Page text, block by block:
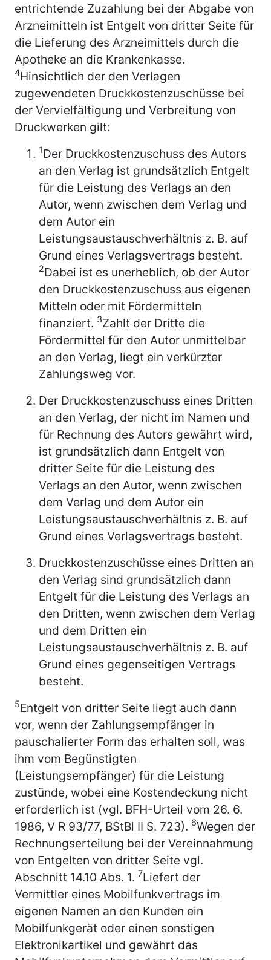
entrichtende Zuzahlung bei der Abgabe von
Arzneimitteln ist Entgelt von dritter Seite für
die Lieferung des Arzneimittels durch die
Apotheke an die Krankenkasse.
4Hinsichtlich der den Verlagen
zugewendeten Druckkostenzuschüsse bei
der Vervielfältigung und Verbreitung von
Druckwerken gilt:
1Der Druckkostenzuschuss des Autors
an den Verlag ist grundsätzlich Entgelt
für die Leistung des Verlags an den
Autor, wenn zwischen dem Verlag und
dem Autor ein
Leistungsaustauschverhältnis z. B. auf
Grund eines Verlagsvertrags besteht.
2Dabei ist es unerheblich, ob der Autor
den Druckkostenzuschuss aus eigenen
Mitteln oder mit Fördermitteln
finanziert. 3Zahlt der Dritte die
Fördermittel für den Autor unmittelbar
an den Verlag, liegt ein verkürzter
Zahlungsweg vor.
Der Druckkostenzuschuss eines Dritten
an den Verlag, der nicht im Namen und
für Rechnung des Autors gewährt wird,
ist grundsätzlich dann Entgelt von
dritter Seite für die Leistung des
Verlags an den Autor, wenn zwischen
dem Verlag und dem Autor ein
Leistungsaustauschverhältnis z. B. auf
Grund eines Verlagsvertrags besteht.
Druckkostenzuschüsse eines Dritten an
den Verlag sind grundsätzlich dann
Entgelt für die Leistung des Verlags an
den Dritten, wenn zwischen dem Verlag
und dem Dritten ein
Leistungsaustauschverhältnis z. B. auf
Grund eines gegenseitigen Vertrags
besteht.
5Entgelt von dritter Seite liegt auch dann
vor, wenn der Zahlungsempfänger in
pauschalierter Form das erhalten soll, was
ihm vom Begünstigten
(Leistungsempfänger) für die Leistung
zustünde, wobei eine Kostendeckung nicht
erforderlich ist (vgl. BFH-Urteil vom 26. 6.
1986, V R 93/77, BStBl II S. 723). 6Wegen der
Rechnungserteilung bei der Vereinnahmung
von Entgelten von dritter Seite vgl.
Abschnitt 14.10 Abs. 1. 7Liefert der
Vermittler eines Mobilfunkvertrags im
eigenen Namen an den Kunden ein
Mobilfunkgerät oder einen sonstigen
Elektronikartikel und gewährt das